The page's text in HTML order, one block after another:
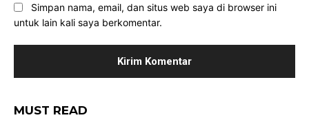
Simpan nama, email, dan situs web saya di browser ini
untuk lain kali saya berkomentar.
MUST READ